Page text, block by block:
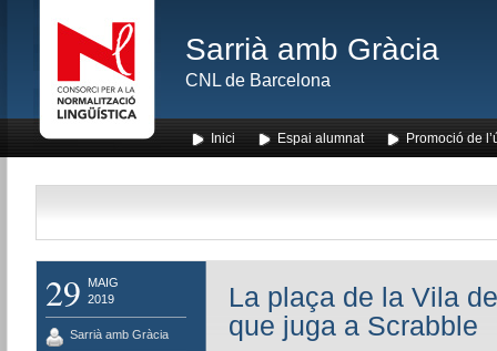
Sarrià amb Gràcia
CNL de Barcelona
Inici Espai alumnat Promoció de
29
MAIG
2019
Sarrià amb Gràcia
La plaça de la Vila
que juga a Scrabble